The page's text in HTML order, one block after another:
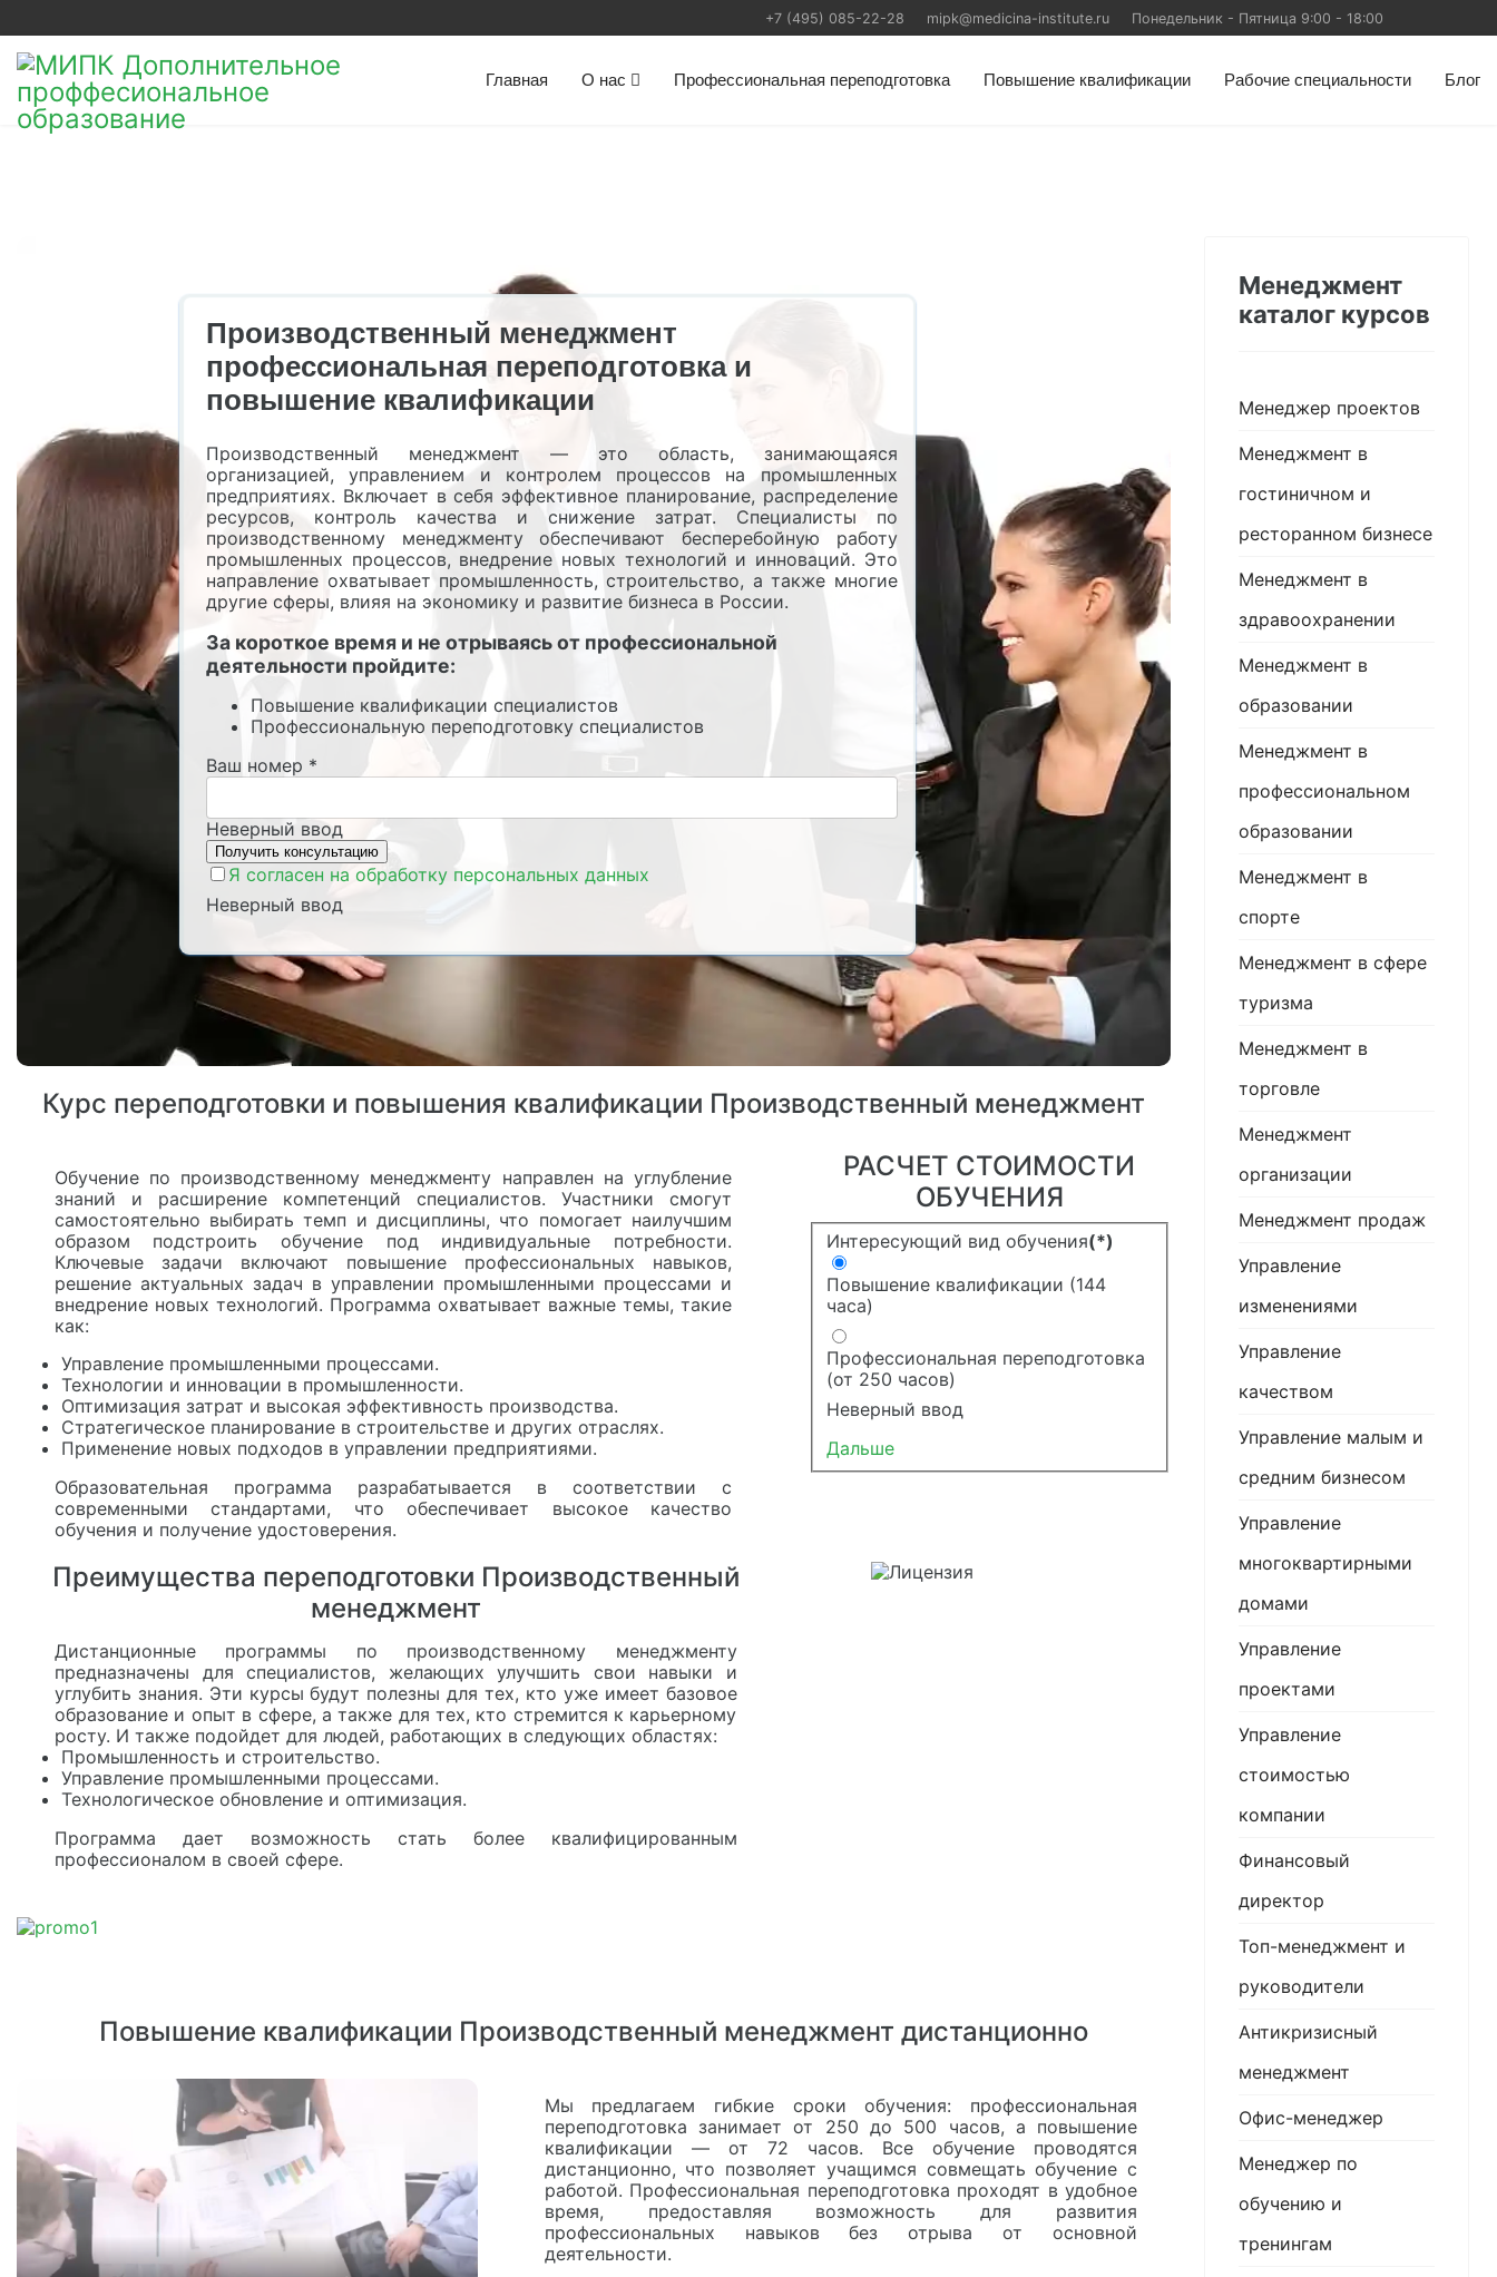
+7 (495) 085-22-28 mipk@medicina-institute.ru Понедельник - Пятница 9:00 - 18:00
Главная О нас Профессиональная переподготовка Повышение квалификации Рабочие специальности Блог
Производственный менеджмент
профессиональная переподготовка и
повышение квалификации
Производственный менеджмент — это область, занимающаяся
организацией, управлением и контролем процессов на промышленных
предприятиях. Включает в себя эффективное планирование, распределение
ресурсов, контроль качества и снижение затрат. Специалисты по
производственному менеджменту обеспечивают бесперебойную работу
промышленных процессов, внедрение новых технологий и инноваций. Это
направление охватывает промышленность, строительство, а также многие
другие сферы, влияя на экономику и развитие бизнеса в России.
За короткое время и не отрываясь от профессиональной
деятельности пройдите:
Повышение квалификации специалистов
Профессиональную переподготовку специалистов
Ваш номер *
Неверный ввод
Я согласен на обработку персональных данных
Неверный ввод
Курс переподготовки и повышения квалификации Производственный менеджмент
Обучение по производственному менеджменту направлен на углубление
знаний и расширение компетенций специалистов. Участники смогут
самостоятельно выбирать темп и дисциплины, что помогает наилучшим
образом подстроить обучение под индивидуальные потребности.
Ключевые задачи включают повышение профессиональных навыков,
решение актуальных задач в управлении промышленными процессами и
внедрение новых технологий. Программа охватывает важные темы, такие
как:
Управление промышленными процессами.
Технологии и инновации в промышленности.
Оптимизация затрат и высокая эффективность производства.
Стратегическое планирование в строительстве и других отраслях.
Применение новых подходов в управлении предприятиями.
Образовательная программа разрабатывается в соответствии с
современными стандартами, что обеспечивает высокое качество
обучения и получение удостоверения.
РАСЧЕТ СТОИМОСТИ
ОБУЧЕНИЯ
Интересующий вид обучения(*)
Повышение квалификации (144
часа)
Профессиональная переподготовка
(от 250 часов)
Неверный ввод
Дальше
Преимущества переподготовки Производственный
менеджмент
Дистанционные программы по производственному менеджменту
предназначены для специалистов, желающих улучшить свои навыки и
углубить знания. Эти курсы будут полезны для тех, кто уже имеет базовое
образование и опыт в сфере, а также для тех, кто стремится к карьерному
росту. И также подойдет для людей, работающих в следующих областях:
Промышленность и строительство.
Управление промышленными процессами.
Технологическое обновление и оптимизация.
Программа дает возможность стать более квалифицированным
профессионалом в своей сфере.
Повышение квалификации Производственный менеджмент дистанционно
Мы предлагаем гибкие сроки обучения: профессиональная
переподготовка занимает от 250 до 500 часов, а повышение
квалификации — от 72 часов. Все обучение проводятся
дистанционно, что позволяет учащимся совмещать обучение с
работой. Профессиональная переподготовка проходят в удобное
время, предоставляя возможность для развития
профессиональных навыков без отрыва от основной
деятельности.
Менеджмент
каталог курсов
Менеджер проектов
Менеджмент в
гостиничном и
ресторанном бизнесе
Менеджмент в
здравоохранении
Менеджмент в
образовании
Менеджмент в
профессиональном
образовании
Менеджмент в
спорте
Менеджмент в сфере
туризма
Менеджмент в
торговле
Менеджмент
организации
Менеджмент продаж
Управление
изменениями
Управление
качеством
Управление малым и
средним бизнесом
Управление
многоквартирными
домами
Управление
проектами
Управление
стоимостью
компании
Финансовый
директор
Топ-менеджмент и
руководители
Антикризисный
менеджмент
Офис-менеджер
Менеджер по
обучению и
тренингам